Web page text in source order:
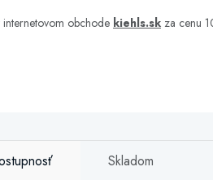
obchode kiehls.sk za cenu
Skladom